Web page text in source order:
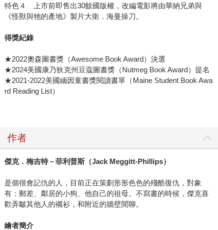
特色４ 上市前即售出30餘國版權，改編電影將由華納兄弟與
《怪獸與牠的產地》製片大衛．海曼操刀。
得獎紀錄
★2022奧森圖書獎（Awesome Book Award）決選
★2024美國康乃狄克州豆蔻圖書獎（Nutmeg Book Award）提名
★2021-2022美國緬因童書獎閱讀書單（Maine Student Book Awa
rd Reading List）
作者
傑克．梅吉特－菲利普斯（Jack Meggitt-Phillips）
是個很會記仇的人，目前正在策劃形形色色的殘酷復仇，對象
有：郵差、鄰居的小狗、他自己的祖母。不寫書的時候，傑克喜
歡弄皺其他人的襯衫，和附近的牆壁閒聊。
繪者簡介